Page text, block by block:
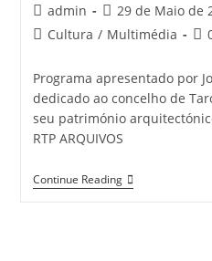
Post
author:
admin
Post
published:
29 de Maio de
PostCultura / Multimédia
Programa apresentado por
dedicado ao concelho de
seu património
RTP ARQUIVOS
Continue ReadingO
Vale